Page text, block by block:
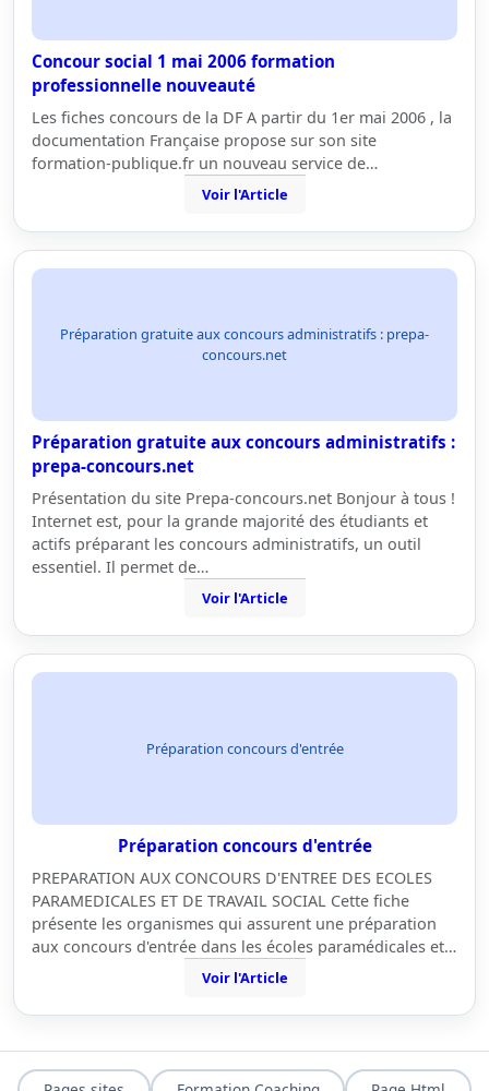
Concour social 1 mai 2006 formation
professionnelle nouveauté
Les fiches concours de la DF A partir du 1er mai 2006 , la
documentation Française propose sur son site
formation-publique.fr un nouveau service de…
Voir l'Article
Préparation gratuite aux concours administratifs : prepa-
concours.net
Préparation gratuite aux concours administratifs :
prepa-concours.net
Présentation du site Prepa-concours.net Bonjour à tous !
Internet est, pour la grande majorité des étudiants et
actifs préparant les concours administratifs, un outil
essentiel. Il permet de…
Voir l'Article
Préparation concours d'entrée
Préparation concours d'entrée
PREPARATION AUX CONCOURS D'ENTREE DES ECOLES
PARAMEDICALES ET DE TRAVAIL SOCIAL Cette fiche
présente les organismes qui assurent une préparation
aux concours d'entrée dans les écoles paramédicales et…
Voir l'Article